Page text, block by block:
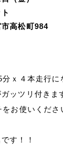
高松町984
ｘ４本走行に
ッツリ付きま
お使いくださ
す！！